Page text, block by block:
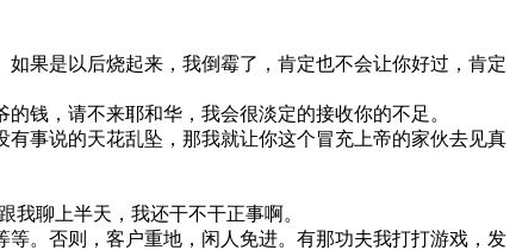
果是以后烧起来，我倒霉了，肯定也不会让你好过，肯定
钱，请不来耶和华，我会很淡定的接收你的不足。
事说的天花乱坠，那我就让你这个冒充上帝的家伙去见真
聊上半天，我还干不干正事啊。
。否则，客户重地，闲人免进。有那功夫我打打游戏，发